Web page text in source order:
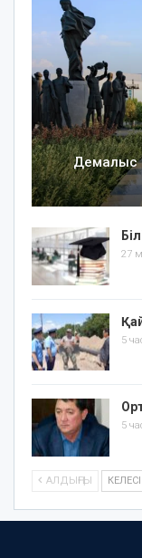
Демалыс
27
5
5
АЛДЫҢҒЫ КЕЛЕСІ